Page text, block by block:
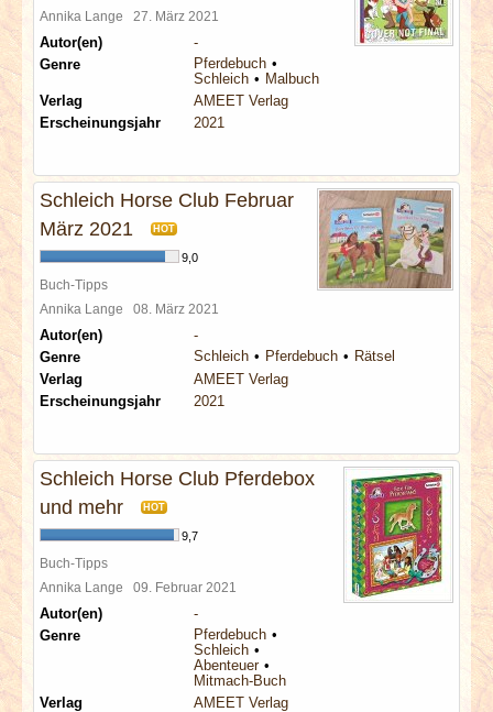
Annika Lange 27. März 2021
Autor(en)
-
Genre
Pferdebuch
Schleich
Malbuch
Verlag
AMEET Verlag
Erscheinungsjahr
2021
Schleich Horse Club Februar
März 2021
HOT
9,0
Buch-Tipps
Annika Lange 08. März 2021
Autor(en)
-
Genre
Schleich Pferdebuch
Rätsel
Verlag
AMEET Verlag
Erscheinungsjahr
2021
Schleich Horse Club Pferdebox
und mehr
HOT
9,7
Buch-Tipps
Annika Lange 09. Februar 2021
Autor(en)
-
Genre
Pferdebuch
Schleich
Abenteuer
Mitmach-Buch
Verlag
AMEET Verlag